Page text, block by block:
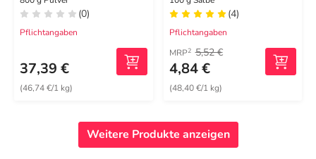
(0)
Pflichtangaben
37,39 €
(46,74 €/1 kg)
(4)
Pflichtangaben
MRP2 5,52 €
4,84 €
(48,40 €/1 kg)
Weitere Produkte anzeigen